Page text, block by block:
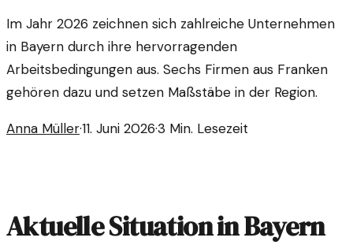
Im Jahr 2026 zeichnen sich zahlreiche Unternehmen
in Bayern durch ihre hervorragenden
Arbeitsbedingungen aus. Sechs Firmen aus Franken
gehören dazu und setzen Maßstäbe in der Region.
Anna Müller·11. Juni 2026·3 Min. Lesezeit
Aktuelle Situation in Bayern